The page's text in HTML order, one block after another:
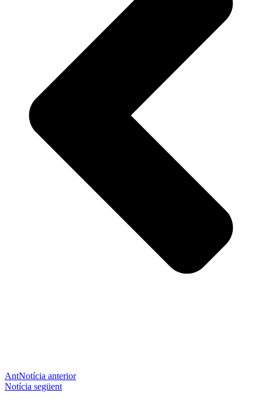
AntNotícia anterior
Notícia següent